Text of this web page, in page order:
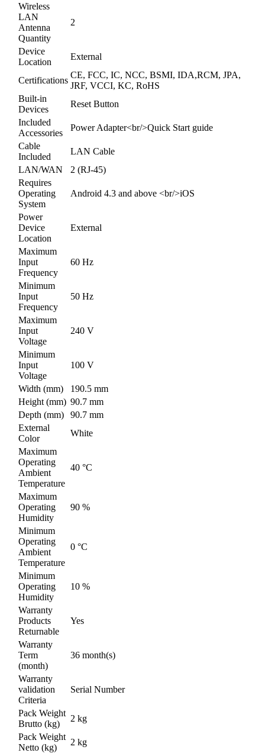
Wireless
LAN
Antenna
Quantity
2
Device
Location
External
Certifications
CE, FCC, IC, NCC, BSMI, IDA,RCM, JPA,
JRF, VCCI, KC, RoHS
Built-in
Devices
Reset Button
Included
Accessories
Power Adapter<br/>Quick Start guide
Cable
Included
LAN Cable
LAN/WAN
2 (RJ-45)
Requires
Operating
System
Android 4.3 and above <br/>iOS
Power
Device
Location
External
Maximum
Input
Frequency
60 Hz
Minimum
Input
Frequency
50 Hz
Maximum
Input
Voltage
240 V
Minimum
Input
Voltage
100 V
Width (mm)
190.5 mm
Height (mm) 90.7 mm
Depth (mm)
90.7 mm
External
Color
White
Maximum
Operating
Ambient
Temperature
40 °C
Maximum
Operating
Humidity
90 %
Minimum
Operating
Ambient
Temperature
0 °C
Minimum
Operating
Humidity
10 %
Warranty
Products
Returnable
Yes
Warranty
Term
(month)
36 month(s)
Warranty
validation
Criteria
Serial Number
Pack Weight
Brutto (kg)
2 kg
Pack Weight
Netto (kg)
2 kg